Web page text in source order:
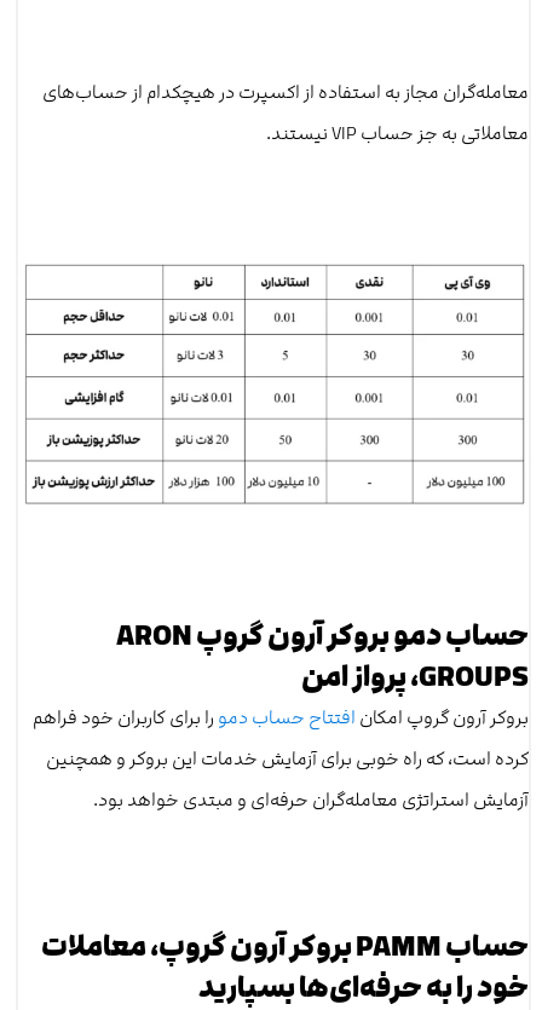
معامله‌گران مجاز به استفاده از اکسپرت در هیچکدام از حساب‌های
معاملاتی به جز حساب VIP نیستند.
حساب دمو بروکر آرون گروپ ARON
GROUPS، پرواز امن
بروکر آرون گروپ امکان افتتاح حساب دمو را برای کاربران خود فراهم
کرده است، که راه خوبی برای آزمایش خدمات این بروکر و همچنین
آزمایش استراتژی معامله‌گران حرفه‌ای و مبتدی خواهد بود.
حساب PAMM بروکر آرون گروپ، معاملات
خود را به حرفه‌ای‌ها بسپارید